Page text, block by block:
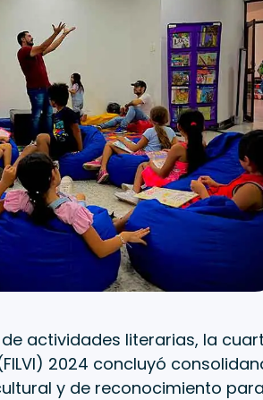
actividades literarias, la
2024 concluyó
y de reconocimiento para